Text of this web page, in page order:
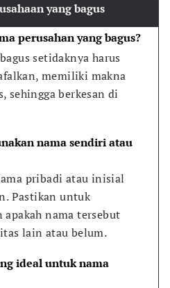
yang bagus
perusahan yang bagus?
setidaknya harus
memiliki makna
sehingga berkesan di
nama sendiri atau
pribadi atau inisial
Pastikan untuk
apakah nama tersebut
lain atau belum.
ideal untuk nama